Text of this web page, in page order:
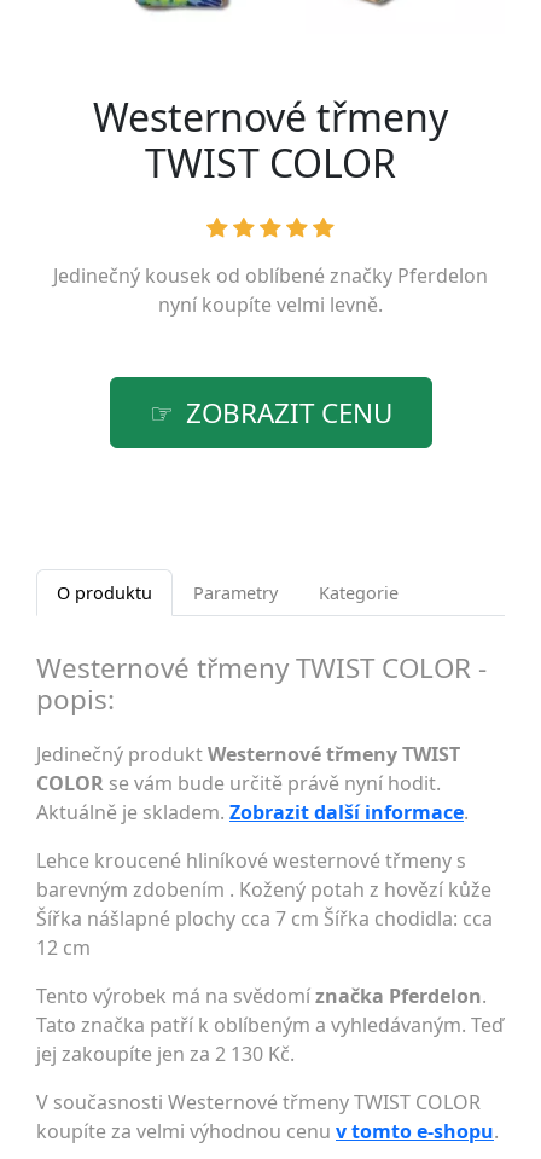
Westernové třmeny
TWIST COLOR
Jedinečný kousek od oblíbené značky Pferdelon
nyní koupíte velmi levně.
ZOBRAZIT CENU
O produktu Parametry Kategorie
Westernové třmeny TWIST COLOR -
popis:
Jedinečný produktWesternové třmeny TWIST
COLOR se vám bude určitě právě nyní hodit.
Aktuálně je skladem. Zobrazit další informace.
Lehce kroucené hliníkové westernové třmeny s
barevným zdobením . Kožený potah z hovězí kůže
Šířka nášlapné plochy cca 7 cm Šířka chodidla: cca
12 cm
Tento výrobek má na svědomíznačka Pferdelon.
Tato značka patří k oblíbeným a vyhledávaným. Teď
jej zakoupíte jen za 2 130 Kč.
V současnosti Westernové třmeny TWIST COLOR
koupíte za velmi výhodnou cenu v tomto e-shopu.